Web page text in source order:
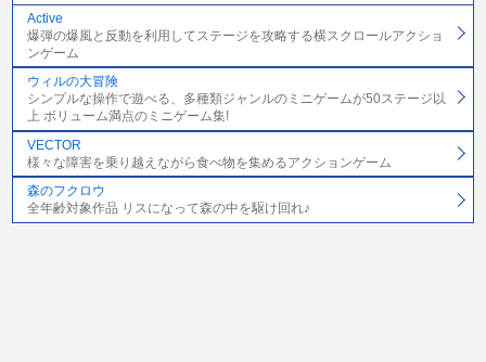
Active
爆弾の爆風と反動を利用してステージを攻略する横スクロールアクショ
ンゲーム
ウィルの大冒険
シンプルな操作で遊べる、多種類ジャンルのミニゲームが50ステージ以
上 ボリューム満点のミニゲーム集!
VECTOR
様々な障害を乗り越えながら食べ物を集めるアクションゲーム
森のフクロウ
全年齢対象作品 リスになって森の中を駆け回れ♪